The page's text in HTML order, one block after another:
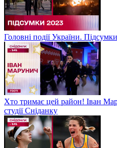
Головні події України.
Хто тримає цей район! Іван
студії Сніданку